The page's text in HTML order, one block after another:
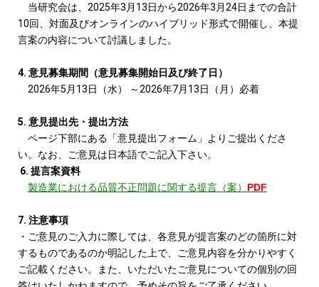
当研究会は、2025年3月13日から2026年3月24日までの合計
10回、対面及びオンラインのハイブリッド形式で開催し、本提
言案の内容について討議しました。
4. 意見募集期間（意見募集開始日及び終了日）
2026年5月13日（水） ～2026年7月13日（月）必着
5. 意見提出先・提出方法
ページ下部にある「意見提出フォーム」よりご提出くださ
い。なお、ご意見は日本語でご記入下さい。
6. 提言案資料
製造業における品質不正問題に関する提言（案） PDF
7. 注意事項
・ご意見のご入力に際しては、各意見が提言案のどの箇所に対
するものであるのか明記した上で、ご意見内容を分かりやすく
ご記載ください。また、いただいたご意見についての個別の回